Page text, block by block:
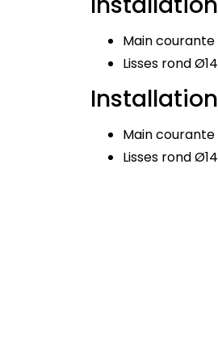
Main
Lisses rond
Main
Lisses rond